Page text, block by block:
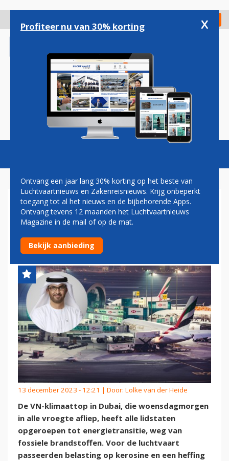
gaan
Check in
Magazine Podcasts Vacatures
TOESLAG OP TICKETS VAN
VEELVLIEGERS OPTIE OM
KLIMAATFONDS TE VULLEN
13 december 2023 - 12:21 | Door: Lolke van der Heide
De VN-klimaattop in Dubai, die woensdagmorgen
in alle vroegte afliep, heeft alle lidstaten
opgeroepen tot energietransitie, weg van
fossiele brandstoffen. Voor de luchtvaart
passeerden belasting op kerosine en een heffing
Profiteer nu van 30% korting x
Ontvang een jaar lang 30% korting op het beste van
Luchtvaartnieuws en Zakenreisnieuws. Krijg onbeperkt
toegang tot al het nieuws en de bijbehorende Apps.
Ontvang tevens 12 maanden het Luchtvaartnieuws
Magazine in de mail of op de mat.
Bekijk aanbieding